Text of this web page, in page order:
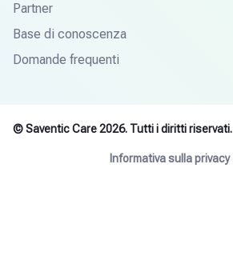
Partner
Base di conoscenza
Domande frequenti
© Saventic Care 2026. Tutti i diritti riservati.
Informativa sulla privacy